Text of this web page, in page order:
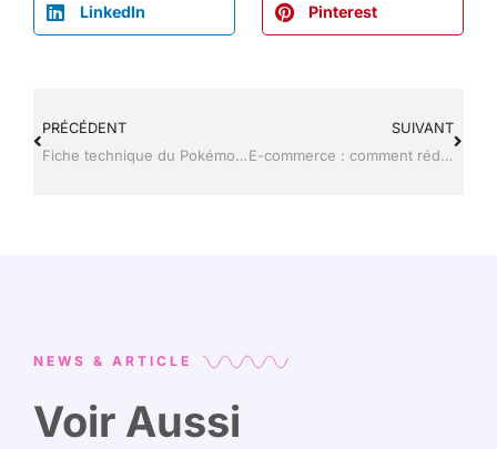
LinkedIn Pinterest
PRÉCÉDENT
Fiche technique du Pokémon Evoli
SUIVANT
E-commerce : comment rédiger la fiche produit parfaite ?
NEWS & ARTICLE
Voir Aussi